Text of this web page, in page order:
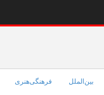
بین‌الملل فرهنگی‌هنری